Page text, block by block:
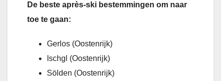
De beste après-ski bestemmingen om naar
toe te gaan:
Gerlos (Oostenrijk)
Ischgl (Oostenrijk)
Sölden (Oostenrijk)